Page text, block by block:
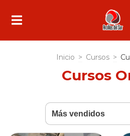
Inicio > Cursos >
Cursos